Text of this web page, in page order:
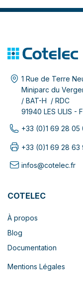
1 Rue de Terre
Miniparc du
/ BAT-H / RDC
91940 LES ULIS -
+33 (0)1 69 28 05
+33 (0)1 69 28 63
infos@cotelec.fr
COTELEC
À propos
Blog
Documentation
Mentions Légales